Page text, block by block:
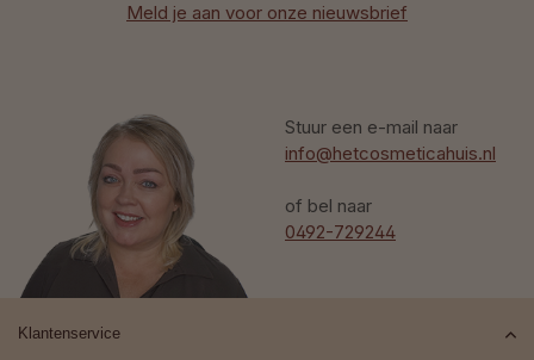
Stuur een e-mail naar
info@hetcosmeticahuis.nl
of bel naar
0492-729244
Meld je aan voor onze nieuwsbrief
Klantenservice